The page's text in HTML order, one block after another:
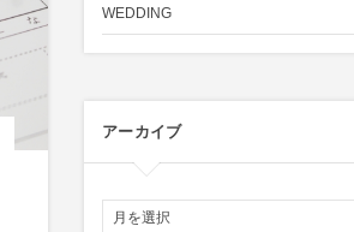
WEDDING
アーカイブ